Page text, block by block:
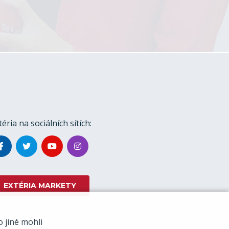
na sociálních sítích:
EXTÉRIA MARKETY
jiné mohli